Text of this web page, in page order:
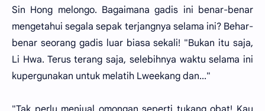
Sin Hong melongo. Bagaimana gadis ini benar-benar
mengetahui segala sepak terjangnya selama ini? Behar-
benar seorang gadis luar biasa sekali! "Bukan itu saja,
Li Hwa. Terus terang saja, selebihnya waktu selama ini
kupergunakan untuk melatih Lweekang dan..."